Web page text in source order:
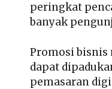
peringkat
banyak
Promosi bisnis
dapat
pemasaran